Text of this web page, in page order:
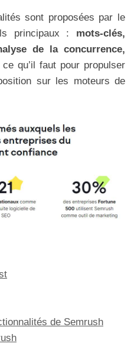
sont proposées par le
principaux : mots-clés,
de la concurrence,
ce qu’il faut pour propulser
sur les moteurs de
de Semrush